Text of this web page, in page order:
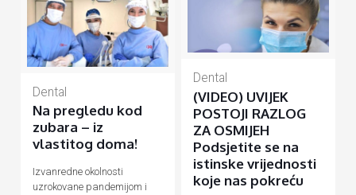
Dental
Na pregledu kod
zubara – iz
vlastitog doma!
Izvanredne okolnosti
uzrokovane pandemijom i
Dental
(VIDEO) UVIJEK
POSTOJI RAZLOG
ZA OSMIJEH
Podsjetite se na
istinske vrijednosti
koje nas pokreću